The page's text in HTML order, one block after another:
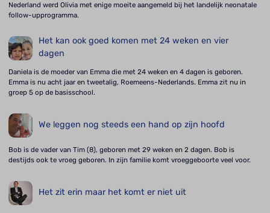
Nederland werd Olivia met enige moeite aangemeld bij het landelijk neonatale
follow-upprogramma.
Het kan ook goed komen met 24 weken en vier
dagen
Daniela is de moeder van Emma die met 24 weken en 4 dagen is geboren.
Emma is nu acht jaar en tweetalig, Roemeens-Nederlands. Emma zit nu in
groep 5 op de basisschool.
We leggen nog steeds een hand op zijn hoofd
Bob is de vader van Tim (8), geboren met 29 weken en 2 dagen. Bob is
destijds ook te vroeg geboren. In zijn familie komt vroeggeboorte veel voor.
Het zit erin maar het komt er niet uit